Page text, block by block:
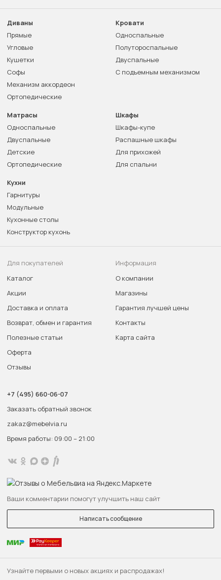
Узнайте первыми о новых акциях и распродажах!
Диваны
Прямые
Угловые
Кушетки
Софы
Механизм аккордеон
Ортопедические
Кровати
Односпальные
Полутороспальные
Двуспальные
С подъемным механизмом
Матрасы
Односпальные
Двуспальные
Детские
Ортопедические
Шкафы
Шкафы-купе
Распашные шкафы
Для прихожей
Для спальни
Кухни
Гарнитуры
Модульные
Кухонные столы
Конструктор кухонь
Для покупателей
Каталог
Акции
Доставка и оплата
Возврат, обмен и гарантия
Полезные статьи
Оферта
Отзывы
Информация
О компании
Магазины
Гарантия лучшей цены
Контакты
Карта сайта
+7 (495) 660-06-07
Заказать обратный звонок
zakaz@mebelvia.ru
Время работы: 09:00 – 21:00
Ваши комментарии помогут улучшить наш сайт
Написать сообщение